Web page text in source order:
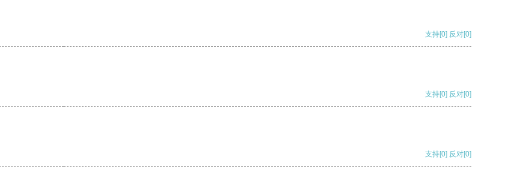
支持[0] 反对[0]
支持[0] 反对[0]
支持[0] 反对[0]